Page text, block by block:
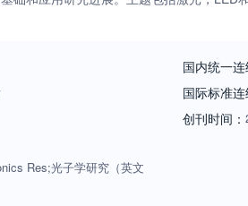
Res;光子学研究（英文
国内统一连
国际标准
创刊时间：